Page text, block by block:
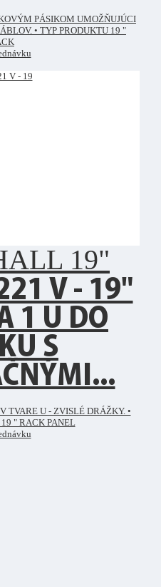
PÁSIKOM UMOŽŇUJÚCI
• TYP PRODUKTU 19 "
19"
V - 19"
1 U DO
S
TVARE U - ZVISLÉ DRÁŽKY. •
" RACK PANEL